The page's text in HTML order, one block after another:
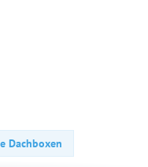
Dachboxen